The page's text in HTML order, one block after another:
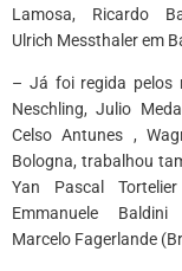
Lamosa, Ricardo
Ulrich Messthalerem
– Já foi regida pelos
Neschling,Julio
CelsoAntunes ,
Bologna, trabalhou
Yan Pascal Tortelier
Emmanuele
Marcelo Fagerlande